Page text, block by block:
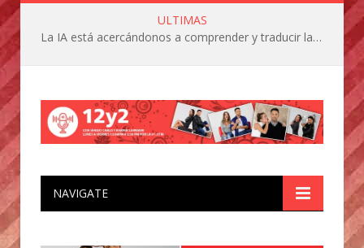
ULTIMAS
La IA está acercándonos a comprender y traducir las vocalizaciones y comportamientos de nuestras mascotas
NAVIGATE